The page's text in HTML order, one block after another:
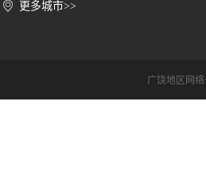
更多城市>>
广饶地区网